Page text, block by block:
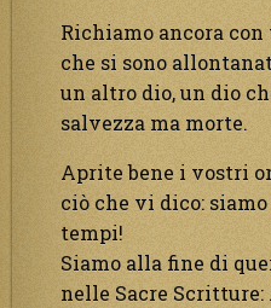
Richiamo ancora
che si sono
un altro dio, un dio
salvezza ma morte.
Aprite bene i vostri
ciò che vi dico:
tempi!
Siamo alla fine di
nelle Sacre